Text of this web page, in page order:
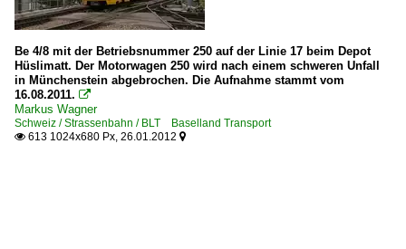
Be 4/8 mit der Betriebsnummer 250 auf der Linie 17 beim Depot
Hüslimatt. Der Motorwagen 250 wird nach einem schweren Unfall
in Münchenstein abgebrochen. Die Aufnahme stammt vom
16.08.2011. 
Markus Wagner
Schweiz / Strassenbahn / BLT Baselland Transport
 613 1024x680 Px, 26.01.2012 